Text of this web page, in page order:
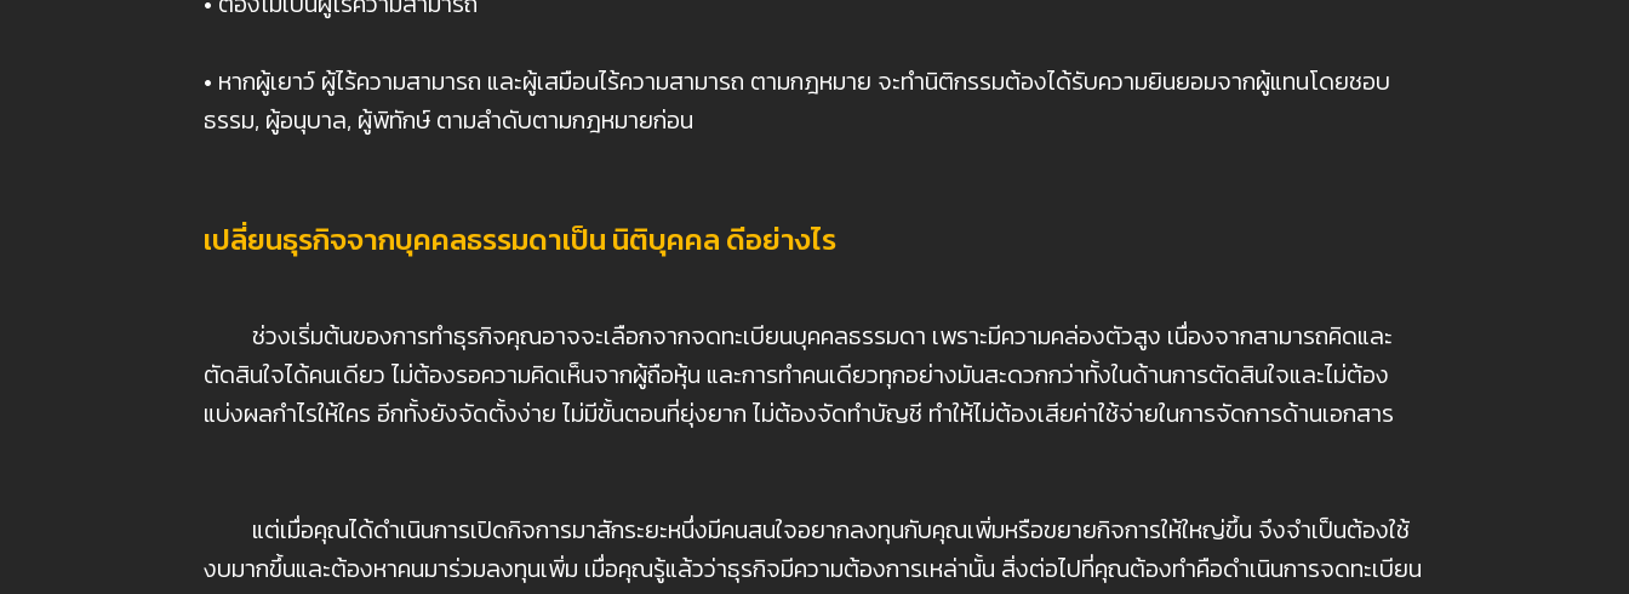
• หากผู้เยาว์ ผู้ไร้ความสามารถ และผู้เสมือนไร้ความสามารถ ตามกฎหมาย จะทำนิติกรรมต้องได้รับความยินยอมจากผู้แทนโดยชอบ
ธรรม, ผู้อนุบาล, ผู้พิทักษ์ ตามลำดับตามกฎหมายก่อน
เปลี่ยนธุรกิจจากบุคคลธรรมดาเป็น นิติบุคคล ดีอย่างไร
ช่วงเริ่มต้นของการทำธุรกิจคุณอาจจะเลือกจากจดทะเบียนบุคคลธรรมดา เพราะมีความคล่องตัวสูง เนื่องจากสามารถคิดและ
ตัดสินใจได้คนเดียว ไม่ต้องรอความคิดเห็นจากผู้ถือหุ้น และการทำคนเดียวทุกอย่างมันสะดวกกว่าทั้งในด้านการตัดสินใจและไม่ต้อง
แบ่งผลกำไรให้ใคร อีกทั้งยังจัดตั้งง่าย ไม่มีขั้นตอนที่ยุ่งยาก ไม่ต้องจัดทำบัญชี ทำให้ไม่ต้องเสียค่าใช้จ่ายในการจัดการด้านเอกสาร
แต่เมื่อคุณได้ดำเนินการเปิดกิจการมาสักระยะหนึ่งมีคนสนใจอยากลงทุนกับคุณเพิ่มหรือขยายกิจการให้ใหญ่ขึ้น จึงจำเป็นต้องใช้
งบมากขึ้นและต้องหาคนมาร่วมลงทุนเพิ่ม เมื่อคุณรู้แล้วว่าธุรกิจมีความต้องการเหล่านั้น สิ่งต่อไปที่คุณต้องทำคือดำเนินการจดทะเบียน